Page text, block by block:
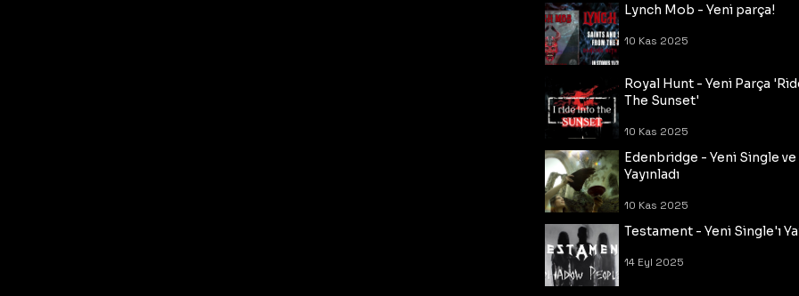
Lynch Mob - Yeni parça!
10 Kas 2025
Royal Hunt - Yeni Parça
The Sunset'
10 Kas 2025
Edenbridge - Yeni Single
Yayınladı
10 Kas 2025
Testament - Yeni Single'ı
14 Eyl 2025